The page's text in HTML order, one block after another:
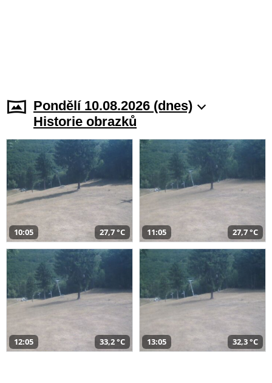
Pondělí 10.08.2026 (dnes)
Historie obrazků
10:05 27,7 °C 11:05 27,7 °C
12:05 33,2 °C 13:05 32,3 °C